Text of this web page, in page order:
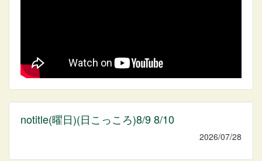
notitle(曜日)(日こっころ)8/9 8/10
2026/07/28